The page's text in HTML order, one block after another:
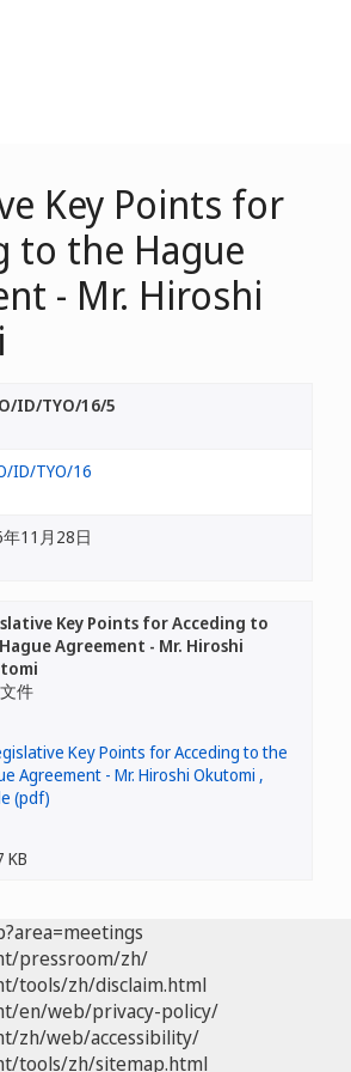
Key Points for
to the Hague
- Mr. Hiroshi
ID/TYO/16/5
ID/TYO/16
11月28日
Key Points for Acceding to
Agreement - Mr. Hiroshi
件
KB
pressroom/zh/
tools/zh/disclaim.html
en/web/privacy-policy/
zh/web/accessibility/
tools/zh/sitemap.html